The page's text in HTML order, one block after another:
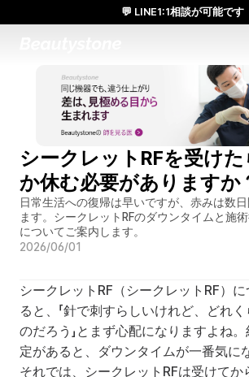
シークレットRFを受けた
か休む必要がありますか
日常生活への復帰は早いですが、赤みは数
ます。シークレットRFのダウンタイムと施
についてご案内します。
2026/06/01
シークレットRF（シークレットRF）
ると、「針で刺すらしいけれど、どれ
のだろう」とまず心配になりますよね
定があると、ダウンタイムが一番気に
それでは、シークレットRFは受けてか
💬 LINE1:1相談が可能です
日本人通訳常駐／お得な体験価格／満足